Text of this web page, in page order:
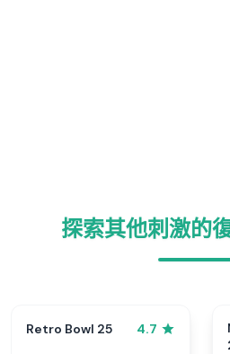
探索其他刺激的
Retro Bowl 25 4.7